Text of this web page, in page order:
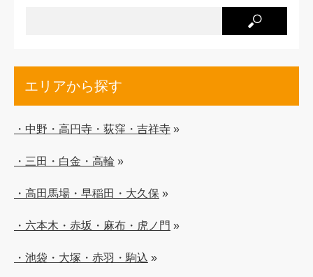
エリアから探す
・中野・高円寺・荻窪・吉祥寺 »
・三田・白金・高輪 »
・高田馬場・早稲田・大久保 »
・六本木・赤坂・麻布・虎ノ門 »
・池袋・大塚・赤羽・駒込 »